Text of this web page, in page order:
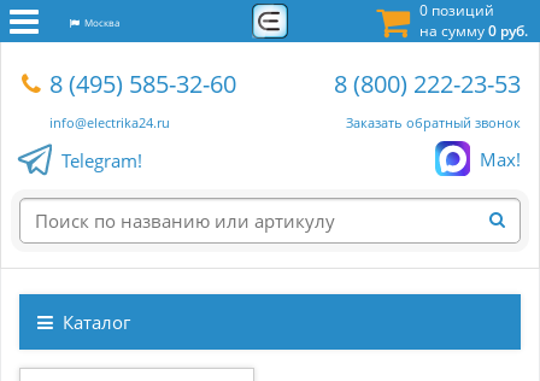
0 позиций
на сумму0 руб.
Москва
8 (495) 585-32-60
info@electrika24.ru
8 (800) 222-23-53
Заказать обратный звонок
Telegram! Max!
Каталог